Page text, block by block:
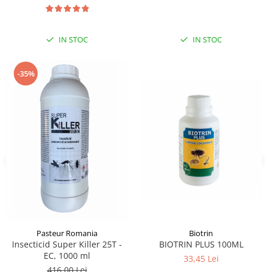
IN STOC IN STOC
-35%
Pasteur Romania
Insecticid Super Killer 25T -
EC, 1000 ml
Biotrin
BIOTRIN PLUS 100ML
33,45 Lei